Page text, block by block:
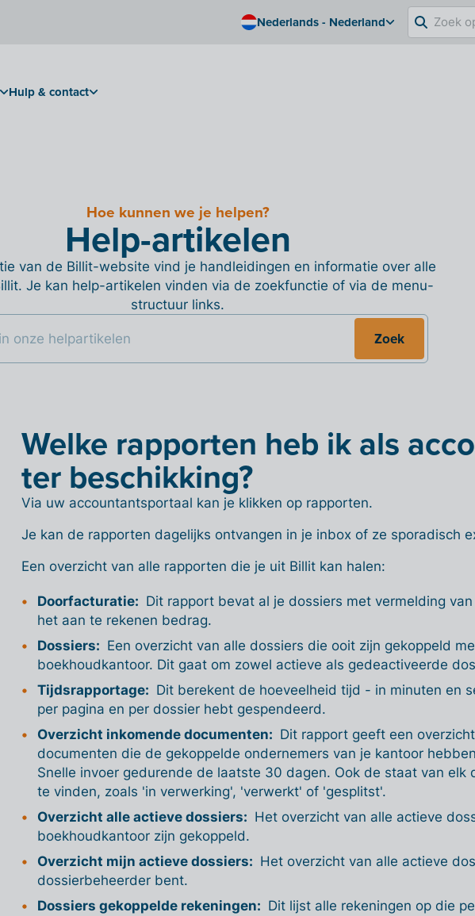
Nederlands - Nederland
Hulp & contact
Hoe kunnen we je helpen?
Help-artikelen
van de Billit-website vind je handleidingen en informatie over alle
Je kan help-artikelen vinden via de zoekfunctie of via de menu-
structuur links.
Zoek
Welke rapporten heb ik als
ter beschikking?
Via uw accountantsportaal kan je klikken op rapporten.
Je kan de rapporten dagelijks ontvangen in je inbox of ze sporadisch
Een overzicht van alle rapporten die je uit Billit kan halen:
Doorfacturatie: Dit rapport bevat al je dossiers met vermelding
het aan te rekenen bedrag.
Dossiers: Een overzicht van alle dossiers die ooit zijn gekoppeld
boekhoudkantoor. Dit gaat om zowel actieve als gedeactiveerde
Tijdsrapportage: Dit berekent de hoeveelheid tijd - in minuten en
per pagina en per dossier hebt gespendeerd.
Overzicht inkomende documenten: Dit rapport geeft een
documenten die de gekoppelde ondernemers van je kantoor
Snelle invoer gedurende de laatste 30 dagen. Ook de staat van elk
te vinden, zoals 'in verwerking', 'verwerkt' of 'gesplitst'.
Overzicht alle actieve dossiers: Het overzicht van alle actieve
boekhoudkantoor zijn gekoppeld.
Overzicht mijn actieve dossiers: Het overzicht van alle actieve
dossierbeheerder bent.
Dossiers gekoppelde rekeningen: Dit lijst alle rekeningen op die